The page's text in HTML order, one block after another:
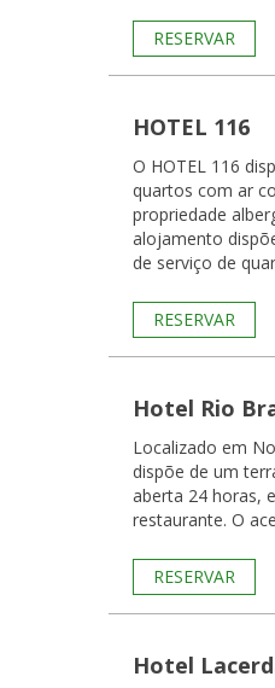
RESERVAR
HOTEL 116
O HOTEL 116
quartos com ar
propriedade
alojamento
de serviço de
RESERVAR
Hotel Rio
Localizado em
dispõe de um
aberta 24 horas,
restaurante. O
RESERVAR
Hotel